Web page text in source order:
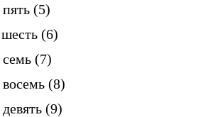
пять (5)
шесть (6)
семь (7)
восемь (8)
девять (9)